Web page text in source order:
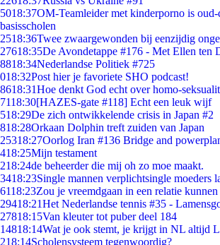
5018:37OM-Teamleider met kinderporno is
basisscholen
2518:36Twee zwaargewonden bij eenzijdig
27618:35De Avondetappe #176 - Met Ellen ten
8818:34Nederlandse Politiek #725
018:32Post hier je favoriete SHO podcast!
8618:31Hoe denkt God echt over homo-
7118:30[HAZES-gate #118] Echt een leuk wijf
518:29De zich ontwikkelende crisis in Japan #2
818:28Orkaan Dolphin treft zuiden van Japan
25318:27Oorlog Iran #136 Bridge and
418:25Mijn testament
218:24de beheerder die mij oh zo moe maakt.
3418:23Single mannen verplichtsingle moeders
6118:23Zou je vreemdgaan in een relatie
29418:21Het Nederlandse tennis #35 -
27818:15Van kleuter tot puber deel 184
14818:14Wat je ook stemt, je krijgt in NL altijd
218:14Scholensysteem tegenwoordig?